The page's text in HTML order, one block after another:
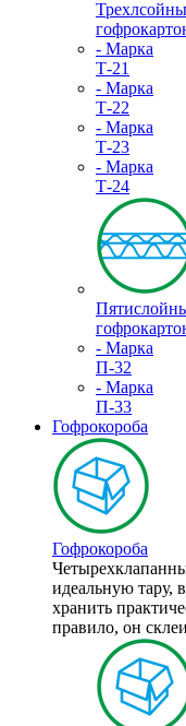
- Марка
Т-21
- Марка
Т-22
- Марка
Т-23
- Марка
Т-24
- Марка
П-32
- Марка
П-33
Гофрокороба
Гофрокороба
идеальную тару,
хранить
правило, он